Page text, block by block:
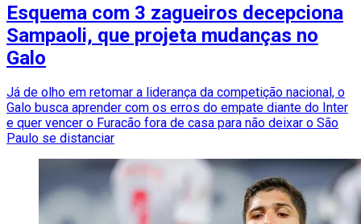
Esquema com 3 zagueiros decepciona
Sampaoli, que projeta mudanças no
Galo
Já de olho em retomar a liderança da competição nacional, o
Galo busca aprender com os erros do empate diante do Inter
e quer vencer o Furacão fora de casa para não deixar o São
Paulo se distanciar